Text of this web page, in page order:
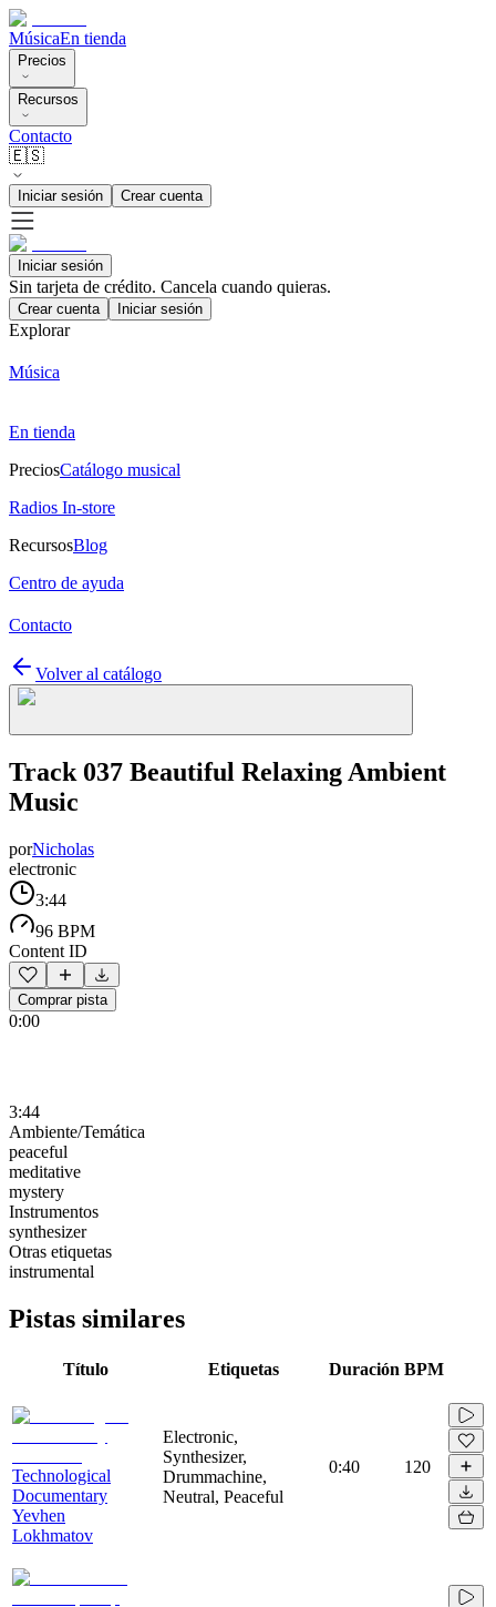
MúsicaEn tienda
Precios
Recursos
Contacto
🇪🇸
Iniciar sesión Crear cuenta
Iniciar sesión
Sin tarjeta de crédito. Cancela cuando quieras.
Crear cuenta Iniciar sesión
Explorar
Música
En tienda
PreciosCatálogo musical
Radios In-store
RecursosBlog
Centro de ayuda
Contacto
Volver al catálogo
Track 037 Beautiful Relaxing Ambient
Music
porNicholas
electronic
3:44
96 BPM
Content ID
Comprar pista
0:00
3:44
Ambiente/Temática
peaceful
meditative
mystery
Instrumentos
synthesizer
Otras etiquetas
instrumental
Pistas similares
Título Etiquetas Duración BPM
Technological
Documentary
Yevhen
Lokhmatov
Electronic,
Synthesizer,
Drummachine,
Neutral, Peaceful
0:40 120